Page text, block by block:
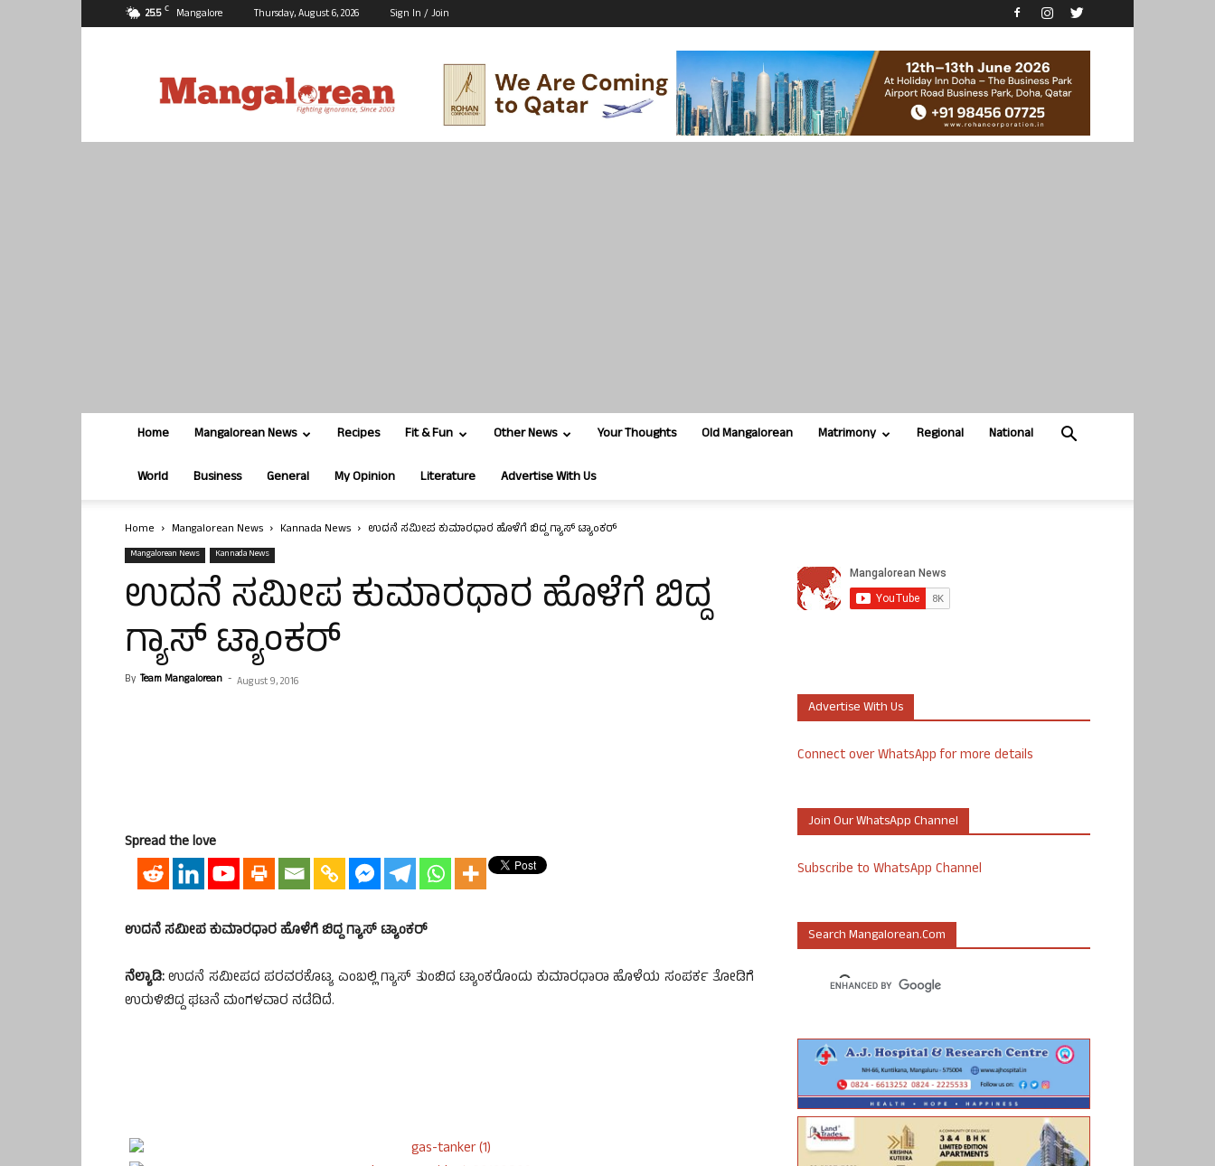
25.5 C Mangalore Thursday, August 6, 2026 Sign In / Join
Home Mangalorean News Recipes Fit & Fun Other News Your Thoughts Old Mangalorean Matrimony Regional National
World Business General My Opinion Literature Advertise With Us
Home Mangalorean News Kannada News ಉದನೆ ಸಮೀಪ ಕುಮಾರಧಾರ ಹೊಳೆಗೆ ಬಿದ್ದ ಗ್ಯಾಸ್ ಟ್ಯಾಂಕರ್
Mangalorean News Kannada News
ಉದನೆ ಸಮೀಪ ಕುಮಾರಧಾರ ಹೊಳೆಗೆ ಬಿದ್ದ
ಗ್ಯಾಸ್ ಟ್ಯಾಂಕರ್
By Team Mangalorean - August 9, 2016
Spread the love
ಉದನೆ ಸಮೀಪ ಕುಮಾರಧಾರ ಹೊಳೆಗೆ ಬಿದ್ದ ಗ್ಯಾಸ್ ಟ್ಯಾಂಕರ್
ನೆಲ್ಯಾಡಿ:ಉದನೆ ಸಮೀಪದ ಪರವರಕೊಟ್ಯ ಎಂಬಲ್ಲಿ ಗ್ಯಾಸ್‌ ತುಂಬಿದ ಟ್ಯಾಂಕರೊಂದು ಕುಮಾರಧಾರಾ ಹೊಳೆಯ ಸಂಪರ್ಕ ತೋಡಿಗೆ
ಉರುಳಿಬಿದ್ದ ಘಟನೆ ಮಂಗಳವಾರ ನಡೆದಿದೆ.
Advertise With Us
Connect over WhatsApp for more details
Join Our WhatsApp Channel
Subscribe to WhatsApp Channel
Search Mangalorean.com